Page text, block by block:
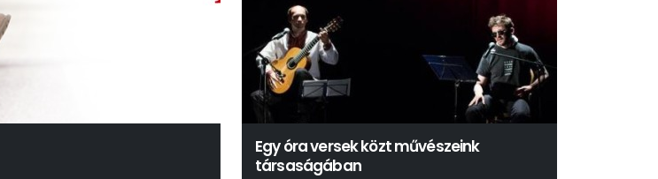
Egy óra versek közt művészeink
társaságában